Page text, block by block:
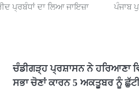
ਪ੍ਰਬੰਧਾਂ ਦਾ ਲਿਆ ਜਾਇਜ਼ਾ ਪੰਜਾਬ
ਚੰਡੀਗੜ੍ਹ ਪ੍ਰਸ਼ਾਸਨ ਨੇ ਹਰਿਆਣਾ
ਸਭਾ ਚੋਣਾਂ ਕਾਰਨ 5 ਅਕਤੂਬਰ ਨੂੰ